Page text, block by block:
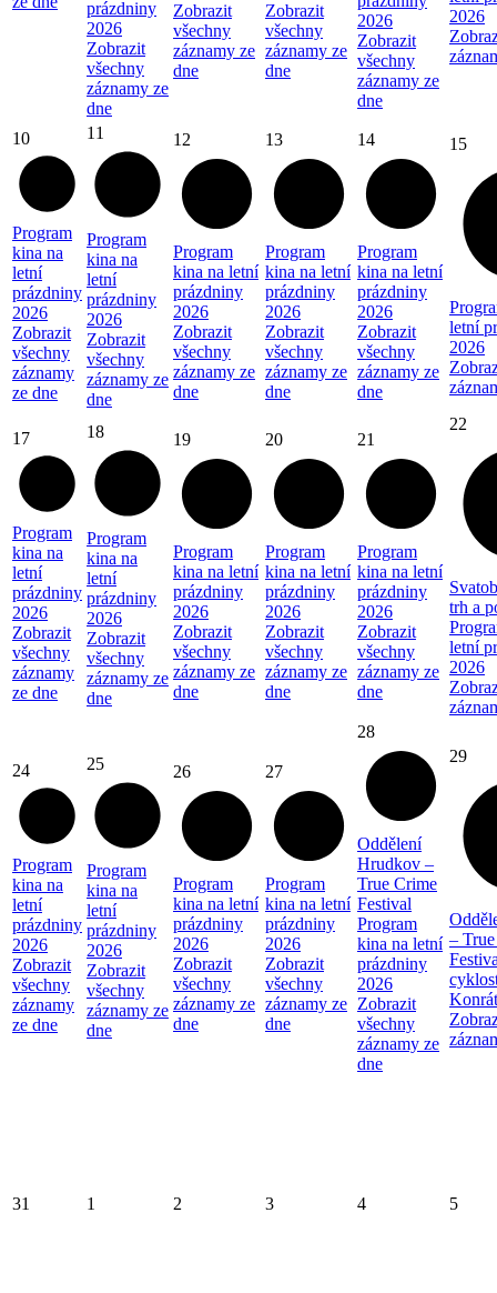
prázdniny
2026
Zobrazit
všechny
záznamy ze
dne
Zobrazit
všechny
záznamy ze
dne
Zobrazit
všechny
záznamy ze
dne
2026
Zobrazit
všechny
záznamy ze
dne
2026
10
Program
kina na
letní
prázdniny
2026
Zobrazit
všechny
záznamy
ze dne
11
Program
kina na
letní
prázdniny
2026
Zobrazit
všechny
záznamy ze
dne
12
Program
kina na letní
prázdniny
2026
Zobrazit
všechny
záznamy ze
dne
13
Program
kina na letní
prázdniny
2026
Zobrazit
všechny
záznamy ze
dne
14
Program
kina na letní
prázdniny
2026
Zobrazit
všechny
záznamy ze
dne
15
letní
2026
17
Program
kina na
letní
prázdniny
2026
Zobrazit
všechny
záznamy
ze dne
18
Program
kina na
letní
prázdniny
2026
Zobrazit
všechny
záznamy ze
dne
19
Program
kina na letní
prázdniny
2026
Zobrazit
všechny
záznamy ze
dne
20
Program
kina na letní
prázdniny
2026
Zobrazit
všechny
záznamy ze
dne
21
Program
kina na letní
prázdniny
2026
Zobrazit
všechny
záznamy ze
dne
22
trh a
letní
2026
24
Program
kina na
letní
prázdniny
2026
Zobrazit
všechny
záznamy
ze dne
25
Program
kina na
letní
prázdniny
2026
Zobrazit
všechny
záznamy ze
dne
26
Program
kina na letní
prázdniny
2026
Zobrazit
všechny
záznamy ze
dne
27
Program
kina na letní
prázdniny
2026
Zobrazit
všechny
záznamy ze
dne
28
Oddělení
Hrudkov –
True Crime
Festival
Program
kina na letní
prázdniny
2026
Zobrazit
všechny
záznamy ze
dne
29
–
31 1 2 3 4 5